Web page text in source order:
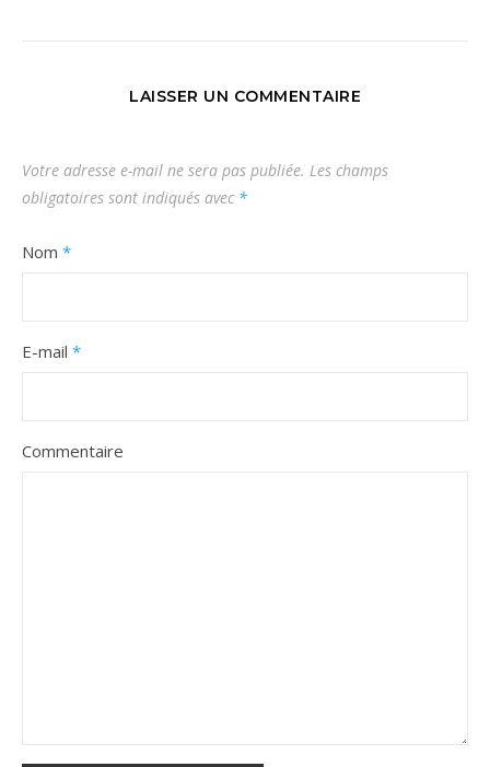
LAISSER UN COMMENTAIRE
Votre adresse e-mail ne sera pas publiée. Les champs
obligatoires sont indiqués avec *
Nom *
E-mail *
Commentaire